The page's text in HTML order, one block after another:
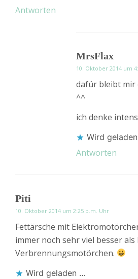
Antworten
MrsFlax
10. Oktober 2014 um
dafür bleibt mir
^^
ich denke
Wird
Antworten
Piti
10. Oktober 2014 um 2:25 p.m. Uhr
Fettärsche mit
immer noch sehr viel besser
Verbrennungsmotörchen.
Wird geladen …